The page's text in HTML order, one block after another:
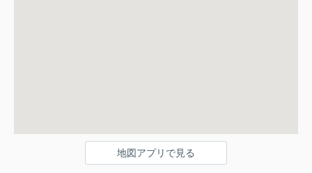
地図アプリで見る